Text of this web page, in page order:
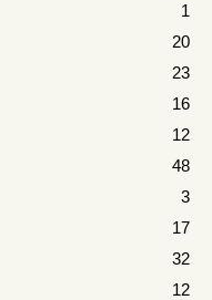
1
20
23
16
12
48
3
17
32
12